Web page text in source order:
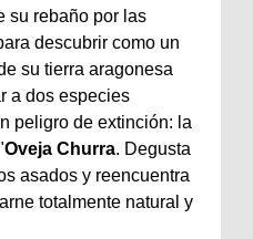
su rebaño por las
descubrir como un
su tierra aragonesa
a dos especies
peligro de extinción: la
Oveja Churra. Degusta
asados y reencuentra
totalmente natural y